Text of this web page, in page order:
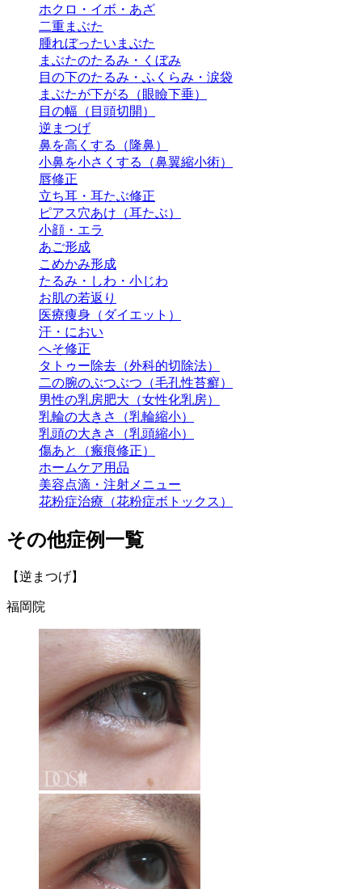
ホクロ・イボ・あざ
二重まぶた
腫れぼったいまぶた
まぶたのたるみ・くぼみ
目の下のたるみ・ふくらみ・涙袋
まぶたが下がる（眼瞼下垂）
目の幅（目頭切開）
逆まつげ
鼻を高くする（隆鼻）
小鼻を小さくする（鼻翼縮小術）
唇修正
立ち耳・耳たぶ修正
ピアス穴あけ（耳たぶ）
小顔・エラ
あご形成
こめかみ形成
たるみ・しわ・小じわ
お肌の若返り
医療痩身（ダイエット）
汗・におい
へそ修正
タトゥー除去（外科的切除法）
二の腕のぶつぶつ（毛孔性苔癬）
男性の乳房肥大（女性化乳房）
乳輪の大きさ（乳輪縮小）
乳頭の大きさ（乳頭縮小）
傷あと（瘢痕修正）
ホームケア用品
美容点滴・注射メニュー
花粉症治療（花粉症ボトックス）
その他症例一覧
【逆まつげ】
福岡院